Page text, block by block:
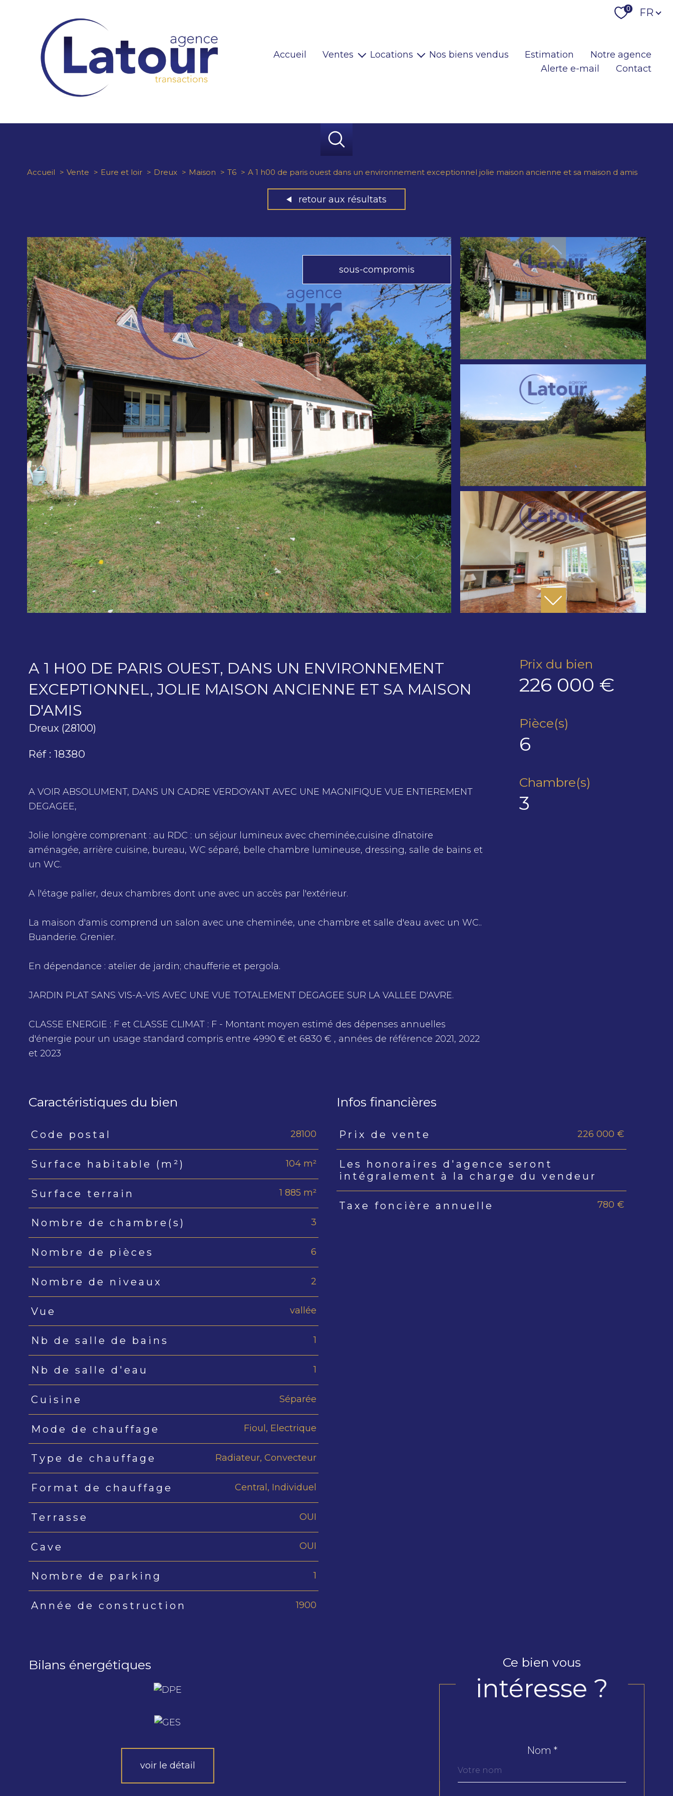
0 Langue
FR
Accueil Ventes
Locaux pro
Immeubles
Autres
Locations Nos biens vendus Estimation
Notre agence
Alerte e-mail
Contact
Accueil Vente Eure et loir Dreux Maison T6 A 1 h00 de paris ouest dans un environnement exceptionnel jolie maison ancienne et sa maison d amis
retour aux résultats
sous-compromis
A 1 H00 DE PARIS OUEST, DANS UN ENVIRONNEMENT
EXCEPTIONNEL, JOLIE MAISON ANCIENNE ET SA MAISON
D'AMIS
Dreux (28100)
Réf : 18380
A VOIR ABSOLUMENT, DANS UN CADRE VERDOYANT AVEC UNE MAGNIFIQUE VUE ENTIEREMENT
DEGAGEE,
Jolie longère comprenant : au RDC : un séjour lumineux avec cheminée,cuisine dînatoire
aménagée, arrière cuisine, bureau, WC séparé, belle chambre lumineuse, dressing, salle de bains et
un WC.
A l'étage palier, deux chambres dont une avec un accès par l'extérieur.
La maison d'amis comprend un salon avec une cheminée, une chambre et salle d'eau avec un WC..
Buanderie. Grenier.
En dépendance : atelier de jardin; chaufferie et pergola.
JARDIN PLAT SANS VIS-A-VIS AVEC UNE VUE TOTALEMENT DEGAGEE SUR LA VALLEE D'AVRE.
CLASSE ENERGIE : F et CLASSE CLIMAT : F - Montant moyen estimé des dépenses annuelles
d'énergie pour un usage standard compris entre 4990 € et 6830 € , années de référence 2021, 2022
et 2023
Prix du bien
226 000 €
Pièce(s)
6
Chambre(s)
3
Caractéristiques du bien
Caractéristiques
Code postal 28100
Surface habitable (m²) 104 m²
Surface terrain 1 885 m²
Nombre de chambre(s) 3
Nombre de pièces 6
Nombre de niveaux 2
Vue vallée
Nb de salle de bains 1
Nb de salle d'eau 1
Cuisine Séparée
Mode de chauffage Fioul, Electrique
Type de chauffage Radiateur, Convecteur
Format de chauffage Central, Individuel
Terrasse OUI
Cave OUI
Nombre de parking 1
Année de construction 1900
Infos financières
Caractéristiques Valeurs
Prix de vente 226 000 €
Les honoraires d'agence seront
intégralement à la charge du vendeur
Taxe foncière annuelle 780 €
Bilans énergétiques
voir le détail
Ce bien vous
intéresse ?
Nom *